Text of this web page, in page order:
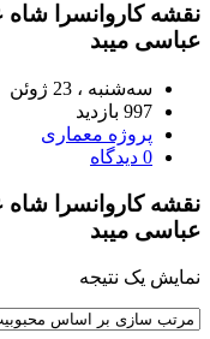
نقشه کاروانسرا شاه
عباسی میبد
سه‌شنبه ، 23 ژوئن
997 بازدید
پروژه معماری
0 دیدگاه
نقشه کاروانسرا شاه
عباسی میبد
نمایش یک نتیجه